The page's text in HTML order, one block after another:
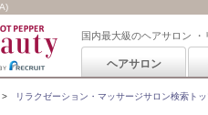
国内最大級のヘアサロン
ヘアサロン
リラクゼーション・マッサージサロン検索ト